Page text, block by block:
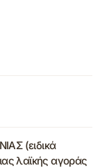
(ειδικά
λαϊκής αγοράς